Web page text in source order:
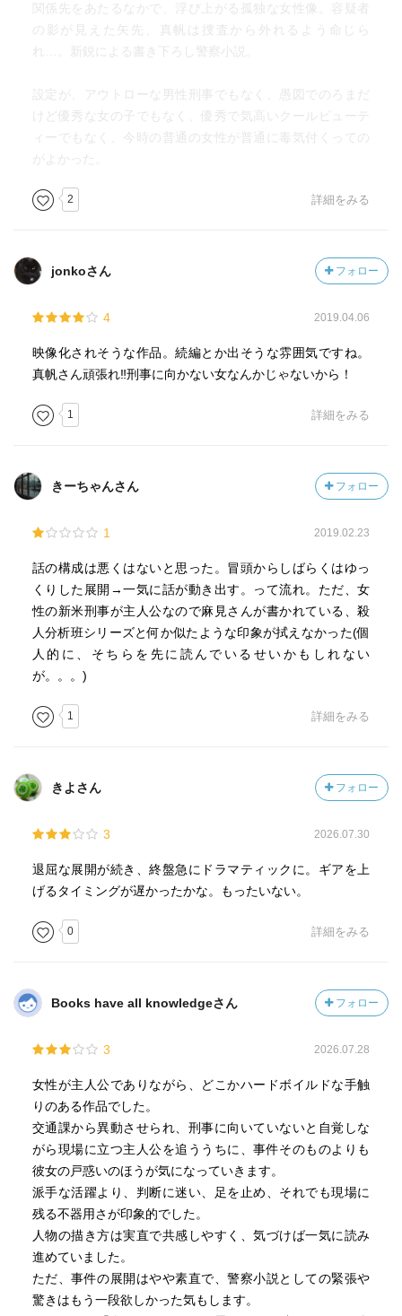
関係先をあたるなかで、浮び上がる孤独な女性像。容疑者
の影が見えた矢先、真帆は捜査から外れるよう命じら
れ…。新鋭による書き下ろし警察小説。
設定が、アウトローな男性刑事でもなく、愚図でのろまだ
けど優秀な女の子でもなく、優秀で気高いクールビューテ
ィーでもなく、今時の普通の女性が普通に毒気付くっての
がよかった。
2 詳細をみる
jonkoさん フォロー
4 2019.04.06
映像化されそうな作品。続編とか出そうな雰囲気ですね。
真帆さん頑張れ‼︎刑事に向かない女なんかじゃないから！
1 詳細をみる
きーちゃんさん フォロー
1 2019.02.23
話の構成は悪くはないと思った。冒頭からしばらくはゆっ
くりした展開→一気に話が動き出す。って流れ。ただ、女
性の新米刑事が主人公なので麻見さんが書かれている、殺
人分析班シリーズと何か似たような印象が拭えなかった(個
人的に、そちらを先に読んでいるせいかもしれない
が。。。)
1 詳細をみる
きよさん フォロー
3 2026.07.30
退屈な展開が続き、終盤急にドラマティックに。ギアを上
げるタイミングが遅かったかな。もったいない。
0 詳細をみる
Books have all knowledgeさん フォロー
3 2026.07.28
女性が主人公でありながら、どこかハードボイルドな手触
りのある作品でした。
交通課から異動させられ、刑事に向いていないと自覚しな
がら現場に立つ主人公を追ううちに、事件そのものよりも
彼女の戸惑いのほうが気になっていきます。
派手な活躍より、判断に迷い、足を止め、それでも現場に
残る不器用さが印象的でした。
人物の描き方は実直で共感しやすく、気づけば一気に読み
進めていました。
ただ、事件の展開はやや素直で、警察小説としての緊張や
驚きはもう一段欲しかった気もします。